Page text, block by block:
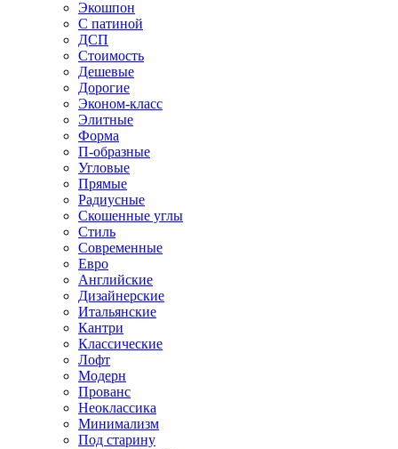
Экошпон
С патиной
ДСП
Стоимость
Дешевые
Дорогие
Эконом-класс
Элитные
Форма
П-образные
Угловые
Прямые
Радиусные
Скошенные углы
Стиль
Современные
Евро
Английские
Дизайнерские
Итальянские
Кантри
Классические
Лофт
Модерн
Прованс
Неоклассика
Минимализм
Под старину